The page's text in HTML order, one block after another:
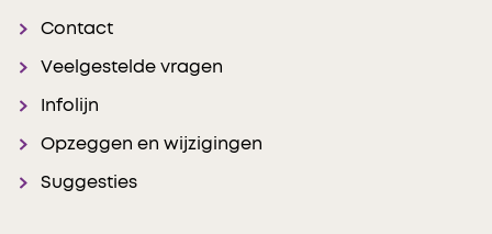
Contact
Veelgestelde vragen
Infolijn
Opzeggen en wijzigingen
Suggesties